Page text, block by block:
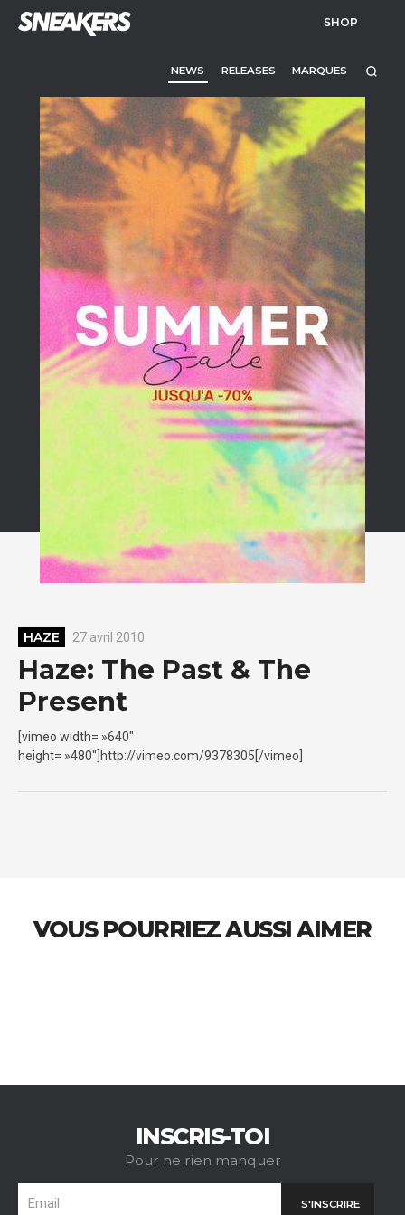
SHOP
NEWS RELEASES MARQUES
HAZE 27 avril 2010
Haze: The Past & The
Present
[vimeo width= »640″
height= »480″]http://vimeo.com/9378305[/vimeo]
VOUS POURRIEZ AUSSI AIMER
INSCRIS-TOI
Pour ne rien manquer